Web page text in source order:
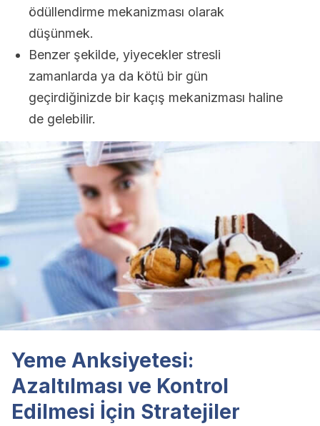
ödüllendirme mekanizması olarak
düşünmek.
Benzer şekilde, yiyecekler stresli
zamanlarda ya da kötü bir gün
geçirdiğinizde bir kaçış mekanizması haline
de gelebilir.
Yeme Anksiyetesi:
Azaltılması ve Kontrol
Edilmesi İçin Stratejiler